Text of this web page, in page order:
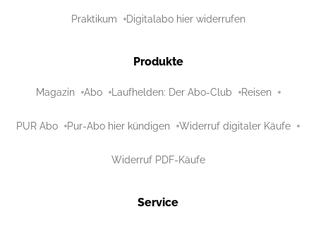
Praktikum Digitalabo hier widerrufen
Produkte
Magazin Abo Laufhelden: Der Abo-Club Reisen
PUR Abo Pur-Abo hier kündigen Widerruf digitaler Käufe
Widerruf PDF-Käufe
Service